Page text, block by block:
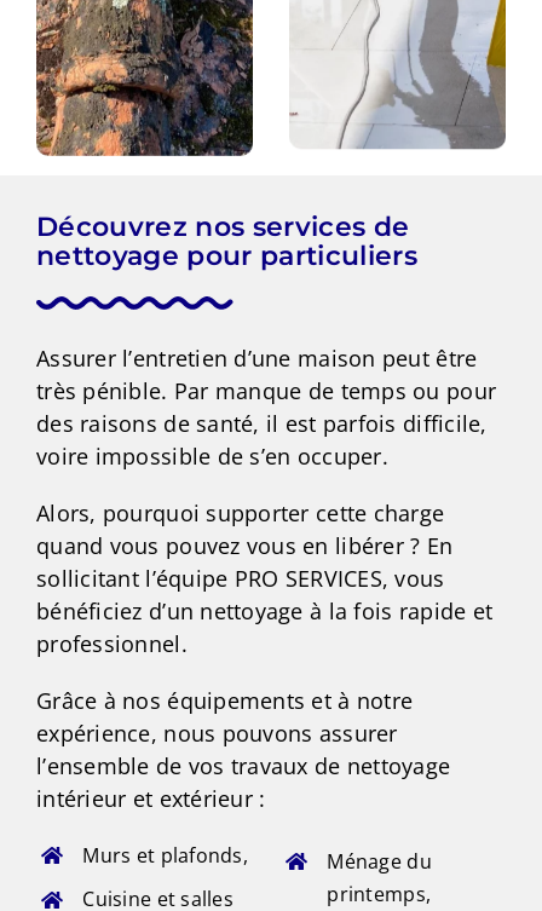
Découvrez nos services de
nettoyage pour particuliers
Assurer l’entretien d’une maison peut être
très pénible. Par manque de temps ou pour
des raisons de santé, il est parfois difficile,
voire impossible de s’en occuper.
Alors, pourquoi supporter cette charge
quand vous pouvez vous en libérer ? En
sollicitant l’équipe PRO SERVICES, vous
bénéficiez d’un nettoyage à la fois rapide et
professionnel.
Grâce à nos équipements et à notre
expérience, nous pouvons assurer
l’ensemble de vos travaux de nettoyage
intérieur et extérieur :
Murs et plafonds,
Cuisine et salles
Ménage du
printemps,